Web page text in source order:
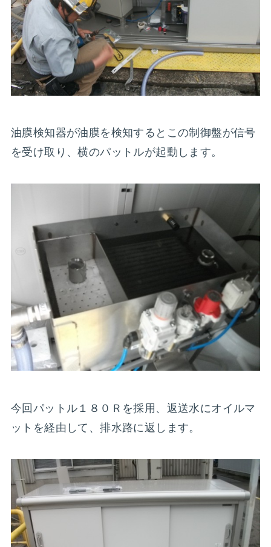
油膜検知器が油膜を検知するとこの制御盤が信号
を受け取り、横のパットルが起動します。
今回パットル１８０Ｒを採用、返送水にオイルマ
ットを経由して、排水路に返します。